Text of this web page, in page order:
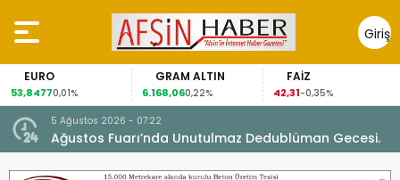
Giriş
Yap
EURO
53,84770,01%
GRAM ALTIN
6.168,060,22%
FAİZ
42,31-0,35%
5 Ağustos 2026 - 07:22
Ağustos Fuarı’nda Unutulmaz Dedublüman Gecesi.